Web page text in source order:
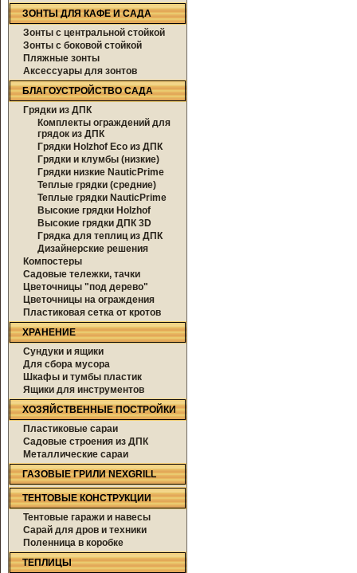
ЗОНТЫ ДЛЯ КАФЕ И САДА
Зонты с центральной стойкой
Зонты с боковой стойкой
Пляжные зонты
Аксессуары для зонтов
БЛАГОУСТРОЙСТВО САДА
Грядки из ДПК
Комплекты ограждений для
грядок из ДПК
Грядки Holzhof Eco из ДПК
Грядки и клумбы (низкие)
Грядки низкие NauticPrime
Теплые грядки (средние)
Теплые грядки NauticPrime
Высокие грядки Holzhof
Высокие грядки ДПК 3D
Грядка для теплиц из ДПК
Дизайнерские решения
Компостеры
Садовые тележки, тачки
Цветочницы "под дерево"
Цветочницы на ограждения
Пластиковая сетка от кротов
ХРАНЕНИЕ
Сундуки и ящики
Для сбора мусора
Шкафы и тумбы пластик
Ящики для инструментов
ХОЗЯЙСТВЕННЫЕ ПОСТРОЙКИ
Пластиковые сараи
Садовые строения из ДПК
Металлические сараи
ГАЗОВЫЕ ГРИЛИ NEXGRILL
ТЕНТОВЫЕ КОНСТРУКЦИИ
Тентовые гаражи и навесы
Сарай для дров и техники
Поленница в коробке
ТЕПЛИЦЫ